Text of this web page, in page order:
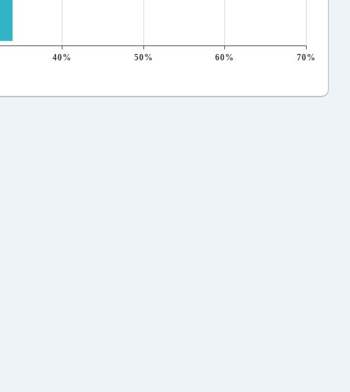
40% 50% 60% 70%